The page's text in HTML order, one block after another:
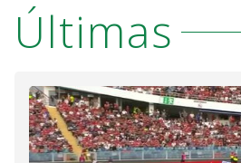
Últimas